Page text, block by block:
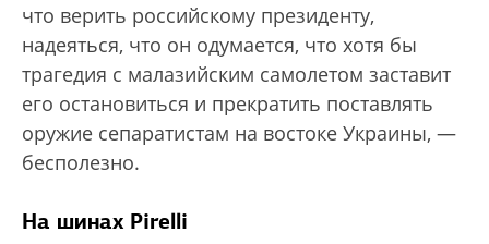
что верить российскому президенту,
надеяться, что он одумается, что хотя бы
трагедия с малазийским самолетом заставит
его остановиться и прекратить поставлять
оружие сепаратистам на востоке Украины, —
бесполезно.
На шинах Pirelli